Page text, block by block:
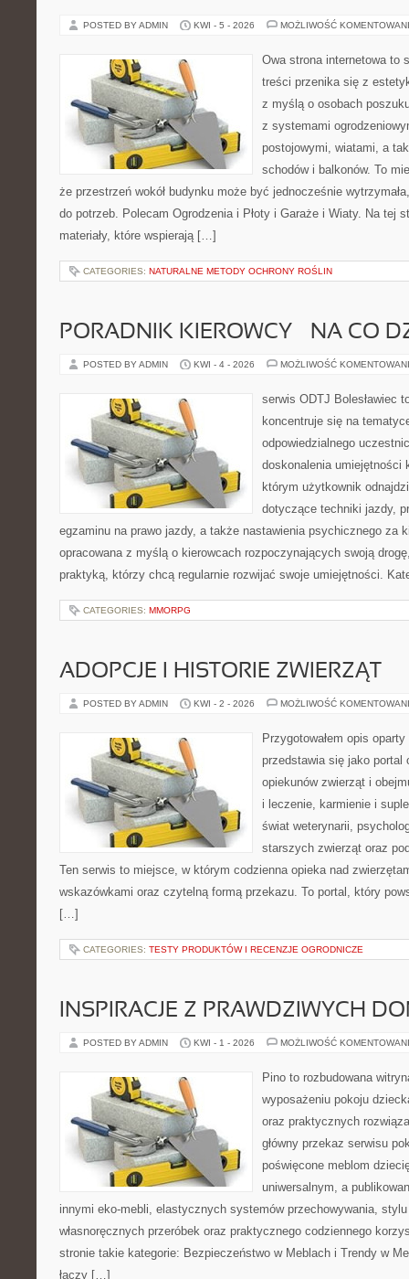
POSTED BY ADMIN KWI - 5 - 2026 MOŻLIWOŚĆ
Owa strona internetowa to
treści przenika się z
z myślą o osobach
z systemami
postojowymi, wiatami, a
schodów i balkonów. To
że przestrzeń wokół budynku może być jednocześnie
do potrzeb. Polecam Ogrodzenia i Płoty i Garaże i Wiaty. Na tej
materiały, które wspierają […]
CATEGORIES: NATURALNE METODY OCHRONY ROŚLIN
PORADNIK KIEROWCY – NA CO
POSTED BY ADMIN KWI - 4 - 2026 MOŻLIWOŚĆ
serwis ODTJ Bolesławiec
koncentruje się na
odpowiedzialnego
doskonalenia umiejętności
którym użytkownik
dotyczące techniki jazdy,
egzaminu na prawo jazdy, a także nastawienia psychicznego za
opracowana z myślą o kierowcach rozpoczynających swoją
praktyką, którzy chcą regularnie rozwijać swoje umiejętności.
CATEGORIES: MMORPG
ADOPCJE I HISTORIE ZWIERZĄT
POSTED BY ADMIN KWI - 2 - 2026 MOŻLIWOŚĆ
Przygotowałem opis
przedstawia się jako portal
opiekunów zwierząt i
i leczenie, karmienie i
świat weterynarii,
starszych zwierząt oraz
Ten serwis to miejsce, w którym codzienna opieka nad
wskazówkami oraz czytelną formą przekazu. To portal, który
[…]
CATEGORIES: TESTY PRODUKTÓW I RECENZJE OGRODNICZE
INSPIRACJE Z PRAWDZIWYCH
POSTED BY ADMIN KWI - 1 - 2026 MOŻLIWOŚĆ
Pino to rozbudowana
wyposażeniu pokoju
oraz praktycznych
główny przekaz serwisu
poświęcone meblom
uniwersalnym, a
innymi eko-mebli, elastycznych systemów przechowywania,
własnoręcznych przeróbek oraz praktycznego codziennego
stronie takie kategorie: Bezpieczeństwo w Meblach i Trendy w
łączy […]